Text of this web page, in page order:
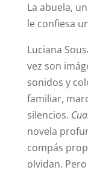
La abuela,
le confiesa
Luciana
vez son
sonidos y
familiar,
silencios.
novela
compás
olvidan.